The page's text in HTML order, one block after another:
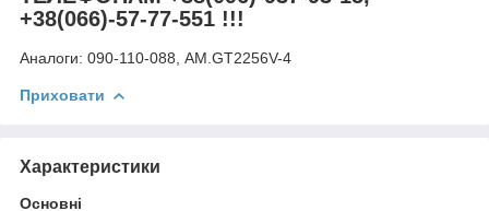
+38(066)-57-77-551 !!!
Аналоги: 090-110-088, AM.GT2256V-4
Приховати
Характеристики
Основні